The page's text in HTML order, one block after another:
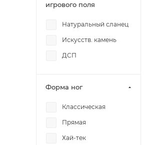
игрового поля
Натуральный сланец
Искусств. камень
ДСП
Форма ног
Классическая
Прямая
Хай-тек